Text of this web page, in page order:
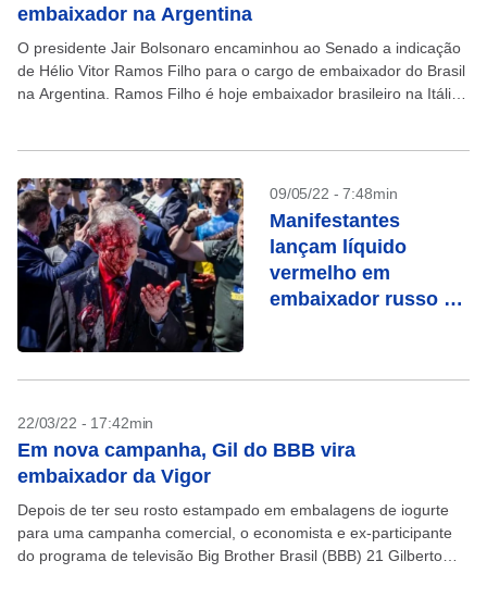
embaixador na Argentina
O presidente Jair Bolsonaro encaminhou ao Senado a indicação
de Hélio Vitor Ramos Filho para o cargo de embaixador do Brasil
na Argentina. Ramos Filho é hoje embaixador brasileiro na Itália.
09/05/22 - 7:48min
Manifestantes
lançam líquido
vermelho em
embaixador russo na
22/03/22 - 17:42min
Em nova campanha, Gil do BBB vira
embaixador da Vigor
Depois de ter seu rosto estampado em embalagens de iogurte
para uma campanha comercial, o economista e ex-participante
do programa de televisão Big Brother Brasil (BBB) 21 Gilberto